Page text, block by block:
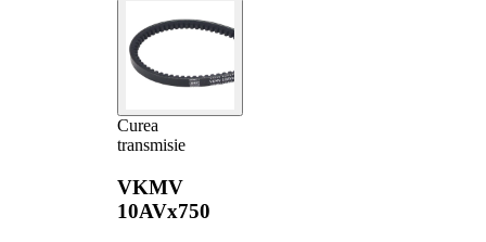
Curea
transmisie
VKMV
10AVx750